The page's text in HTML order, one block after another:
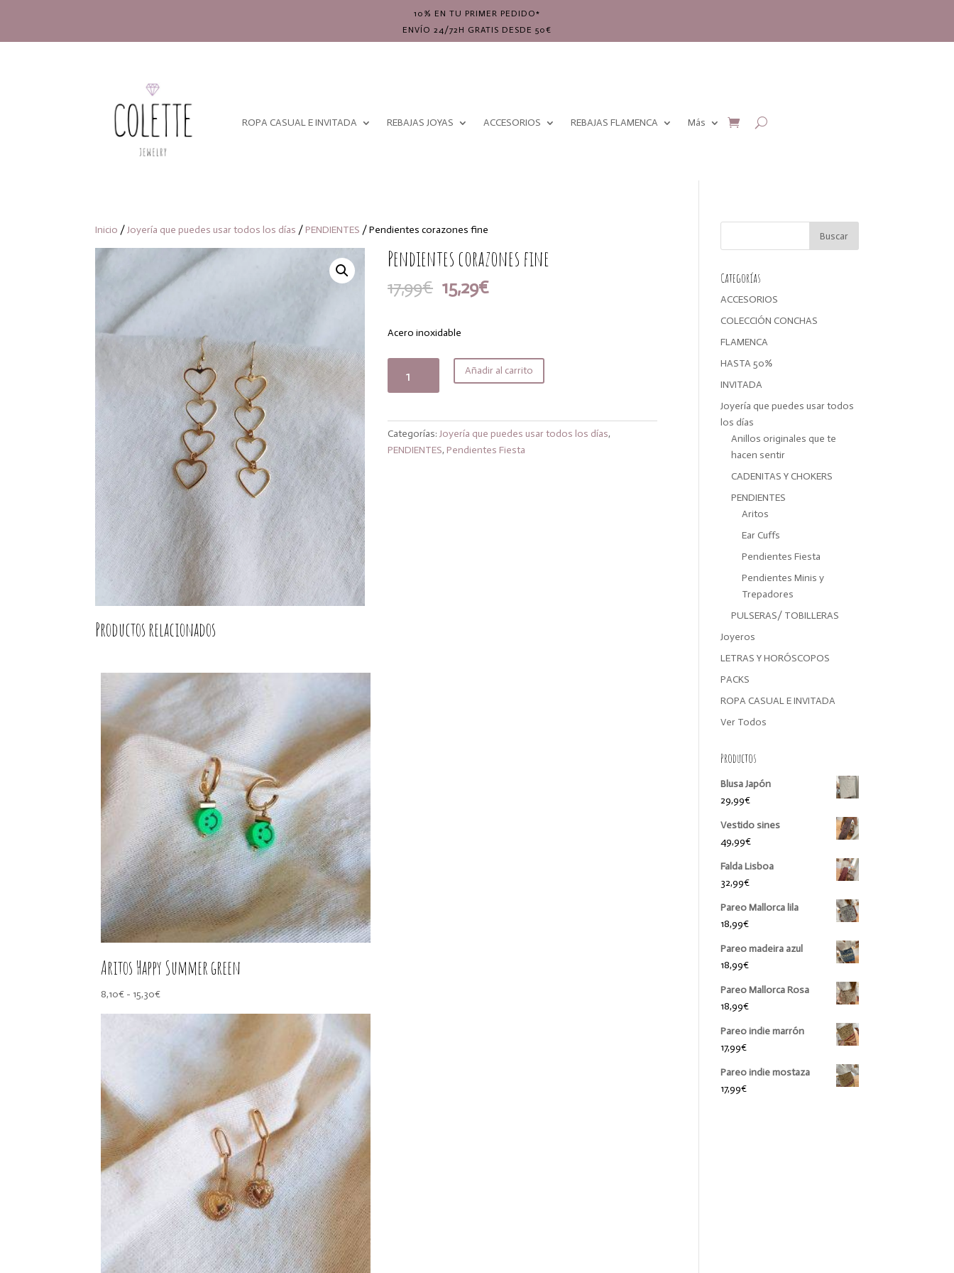
10% EN TU PRIMER PEDIDO*
ENVÍO 24/72H GRATIS DESDE 50€
ROPA CASUAL E INVITADA REBAJAS JOYAS ACCESORIOS REBAJAS FLAMENCA Más
Inicio /Joyería que puedes usar todos los días / PENDIENTES / Pendientes corazones fine
Pendientes corazones fine
17,99€ El
precio
era:
15,29€El
Acero inoxidable
corazones
Añadir al carrito
Categorías:Joyería que puedes usar todos los días,
PENDIENTES, Pendientes Fiesta
Productos relacionados
Aritos Happy Summer green
8,10€ - 15,30€Rango
Categorías
ACCESORIOS
COLECCIÓN CONCHAS
FLAMENCA
HASTA 50%
INVITADA
Joyería que puedes usar todos
los días
Anillos originales que te
hacen sentir
CADENITAS Y CHOKERS
PENDIENTES
Aritos
Ear Cuffs
Pendientes Fiesta
Pendientes Minis y
Trepadores
PULSERAS/ TOBILLERAS
Joyeros
LETRAS Y HORÓSCOPOS
PACKS
ROPA CASUAL E INVITADA
Ver Todos
Productos
Blusa Japón
29,99€
Vestido sines
49,99€
Falda Lisboa
32,99€
Pareo Mallorca lila
18,99€
Pareo madeira azul
18,99€
Pareo Mallorca Rosa
18,99€
Pareo indie marrón
17,99€
Pareo indie mostaza
17,99€